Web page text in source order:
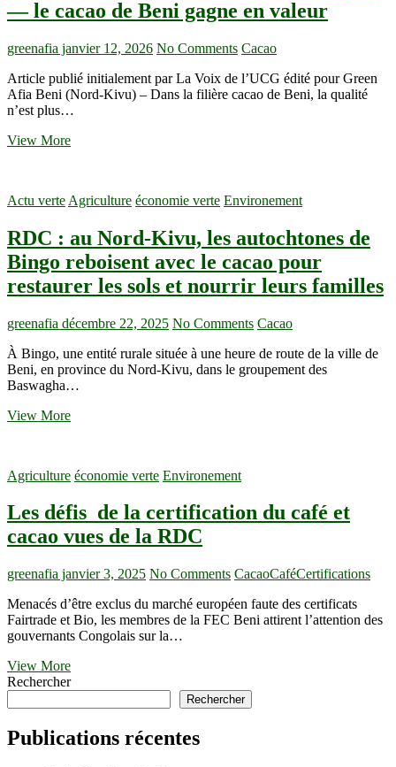
— le cacao de Beni gagne en valeur
greenafia janvier 12, 2026 No Comments Cacao
Article publié initialement par La Voix de l’UCG édité pour Green
Afia Beni (Nord-Kivu) – Dans la filière cacao de Beni, la qualité
n’est plus…
View MoreNord-
qualité
prix
—
le
cacao
de
Beni
gagne
valeur
Actu verte Agriculture économie verte Environement
RDC : au Nord-Kivu, les autochtones de
Bingo reboisent avec le cacao pour
restaurer les sols et nourrir leurs familles
greenafia décembre 22, 2025 No Comments Cacao
À Bingo, une entité rurale située à une heure de route de la ville de
Beni, en province du Nord-Kivu, dans le groupement des
Baswagha…
View MoreRDC
Kivu,
autochtones
de
Bingo
avec
cacao
pour
restaurer
sols
et
familles
Agriculture économie verte Environement
Les défis de la certification du café et
cacao vues de la RDC
greenafia janvier 3, 2025 No Comments CacaoCaféCertifications
Menacés d’être exclus du marché européen faute des certificats
Fairtrade et Bio, les membres de la FEC Beni attirent l’attention des
gouvernants Congolais sur la…
View MoreLes
défis
la
certification
du
Rechercher
Rechercher
Publications récentes